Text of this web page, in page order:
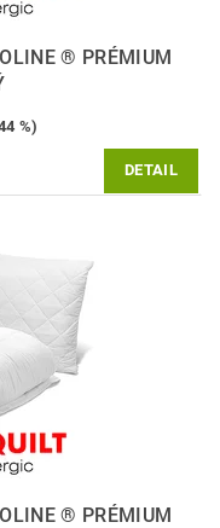
® PRÉMIUM
%)
DETAIL
® PRÉMIUM